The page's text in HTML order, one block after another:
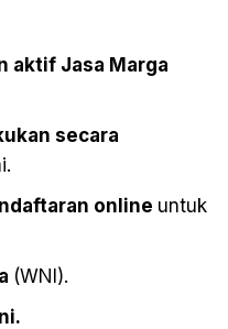
aktif Jasa Marga
secara
online untuk
(WNI).